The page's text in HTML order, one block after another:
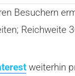
Besuchern
Reichweite
weiterhin